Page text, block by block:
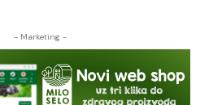
- Marketing -